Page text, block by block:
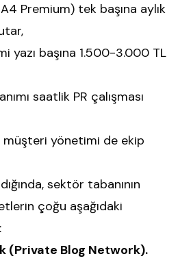
Premium) tek başına aylık
yazı başına 1.500-3.000 TL
saatlik PR çalışması
müşteri yönetimi de ekip
sektör tabanının
çoğu aşağıdaki
(Private Blog Network).